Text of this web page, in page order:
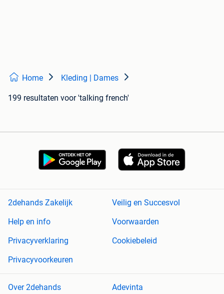
Home Kleding | Dames
199 resultaten voor 'talking french'
2dehands Zakelijk
Veilig en Succesvol
Help en info
Voorwaarden
Privacyverklaring
Cookiebeleid
Privacyvoorkeuren
Over 2dehands Adevinta